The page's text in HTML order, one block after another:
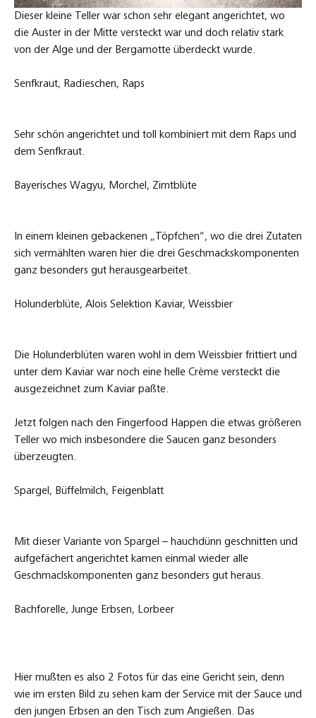
Dieser kleine Teller war schon sehr elegant angerichtet, wo
die Auster in der Mitte versteckt war und doch relativ stark
von der Alge und der Bergamotte überdeckt wurde.
Senfkraut, Radieschen, Raps
Sehr schön angerichtet und toll kombiniert mit dem Raps und
dem Senfkraut.
Bayerisches Wagyu, Morchel, Zimtblüte
In einem kleinen gebackenen „Töpfchen“, wo die drei Zutaten
sich vermählten waren hier die drei Geschmackskomponenten
ganz besonders gut herausgearbeitet.
Holunderblüte, Alois Selektion Kaviar, Weissbier
Die Holunderblüten waren wohl in dem Weissbier frittiert und
unter dem Kaviar war noch eine helle Crème versteckt die
ausgezeichnet zum Kaviar paßte.
Jetzt folgen nach den Fingerfood Happen die etwas größeren
Teller wo mich insbesondere die Saucen ganz besonders
überzeugten.
Spargel, Büffelmilch, Feigenblatt
Mit dieser Variante von Spargel – hauchdünn geschnitten und
aufgefächert angerichtet kamen einmal wieder alle
Geschmaclskomponenten ganz besonders gut heraus.
Bachforelle, Junge Erbsen, Lorbeer
Hier mußten es also 2 Fotos für das eine Gericht sein, denn
wie im ersten Bild zu sehen kam der Service mit der Sauce und
den jungen Erbsen an den Tisch zum Angießen. Das